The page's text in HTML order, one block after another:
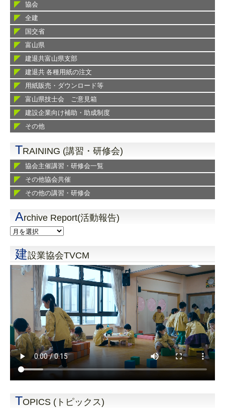
協会
全建
国交省
富山県
建退共富山県支部
建退共 各種用紙の注文
用紙販売・ダウンロード等
富山県技士会 ご意見箱
建設企業向け補助・助成制度
その他
TRAINING (講習・研修会)
協会主催講習・研修会一覧
その他協会共催
その他の講習・研修会
Archive Report(活動報告)
建設業協会TVCM
TOPICS (トピックス)